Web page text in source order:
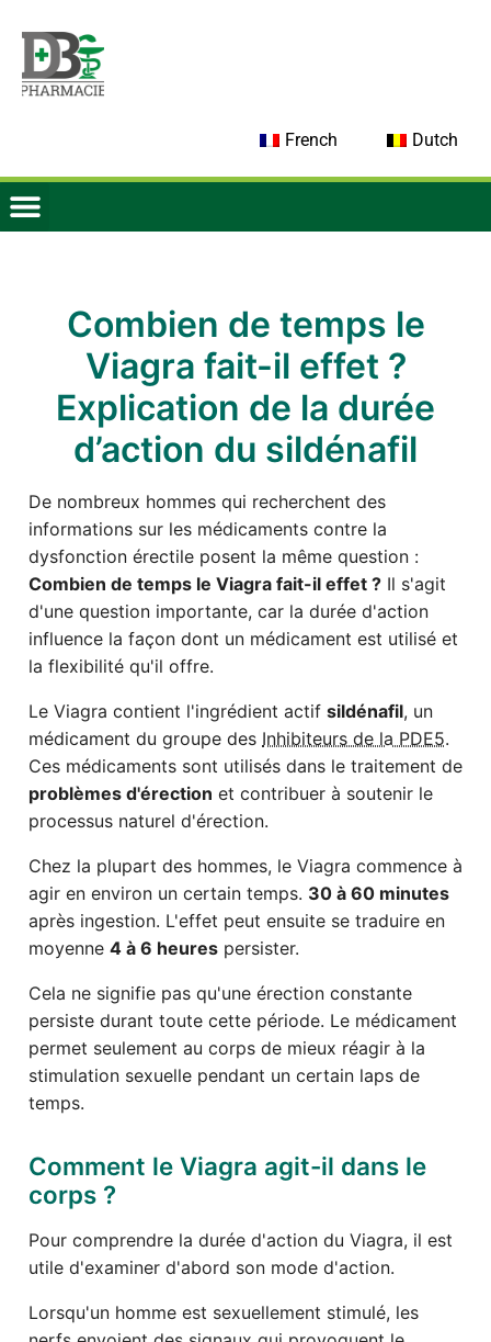
French Dutch
Combien de temps le
Viagra fait-il effet ?
Explication de la durée
d’action du sildénafil
De nombreux hommes qui recherchent des
informations sur les médicaments contre la
dysfonction érectile posent la même question :
Combien de temps le Viagra fait-il effet ? Il s'agit
d'une question importante, car la durée d'action
influence la façon dont un médicament est utilisé et
la flexibilité qu'il offre.
Le Viagra contient l'ingrédient actif sildénafil, un
médicament du groupe des Inhibiteurs de la PDE5.
Ces médicaments sont utilisés dans le traitement de
problèmes d'érection et contribuer à soutenir le
processus naturel d'érection.
Chez la plupart des hommes, le Viagra commence à
agir en environ un certain temps. 30 à 60 minutes
après ingestion. L'effet peut ensuite se traduire en
moyenne 4 à 6 heures persister.
Cela ne signifie pas qu'une érection constante
persiste durant toute cette période. Le médicament
permet seulement au corps de mieux réagir à la
stimulation sexuelle pendant un certain laps de
temps.
Comment le Viagra agit-il dans le
corps ?
Pour comprendre la durée d'action du Viagra, il est
utile d'examiner d'abord son mode d'action.
Lorsqu'un homme est sexuellement stimulé, les